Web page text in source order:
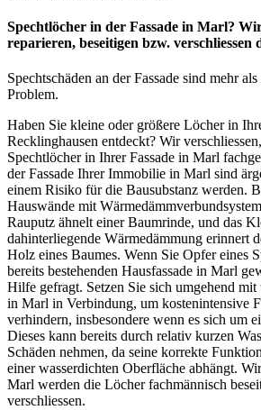
Spechtlöcher in der Fassade in Marl?
reparieren, beseitigen bzw. verschliessen
Spechtschäden an der Fassade sind mehr
Problem.
Haben Sie kleine oder größere Löcher in
Recklinghausen entdeckt? Wir
Spechtlöcher in Ihrer Fassade in Marl
der Fassade Ihrer Immobilie in Marl sind
einem Risiko für die Bausubstanz werden.
Hauswände mit
Rauputz ähnelt einer Baumrinde, und das
dahinterliegende Wärmedämmung erinnert
Holz eines Baumes. Wenn Sie Opfer eines
bereits bestehenden Hausfassade in Marl
Hilfe gefragt. Setzen Sie sich umgehend mit
in Marl in Verbindung, um kostenintensive
verhindern, insbesondere wenn es sich um
Dieses kann bereits durch relativ kurzen
Schäden nehmen, da seine korrekte
einer wasserdichten Oberfläche abhängt.
Marl werden die Löcher fachmännisch
verschliessen.